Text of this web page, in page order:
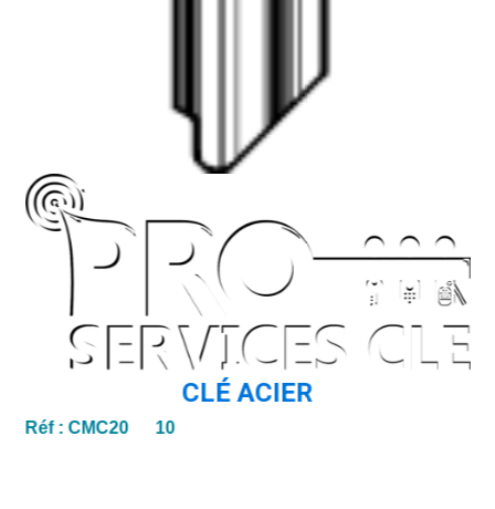
CLÉ ACIER
Réf :CMC20 10